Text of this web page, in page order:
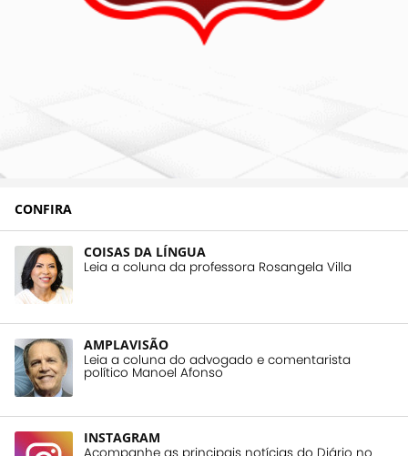
CONFIRA
COISAS DA LÍNGUA
Leia a coluna da professora Rosangela Villa
AMPLAVISÃO
Leia a coluna do advogado e comentarista
político Manoel Afonso
INSTAGRAM